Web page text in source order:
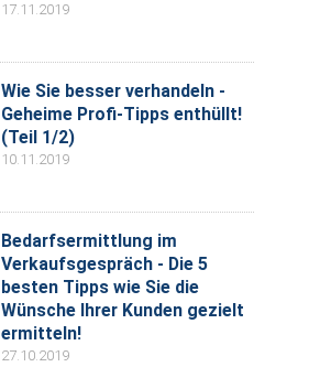
17.11.2019
Wie Sie besser verhandeln -
Geheime Profi-Tipps enthüllt!
(Teil 1/2)
10.11.2019
Bedarfsermittlung im
Verkaufsgespräch - Die 5
besten Tipps wie Sie die
Wünsche Ihrer Kunden gezielt
ermitteln!
27.10.2019